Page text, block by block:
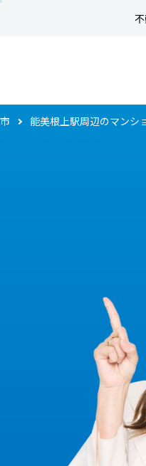
能美根上駅周辺のマンシ